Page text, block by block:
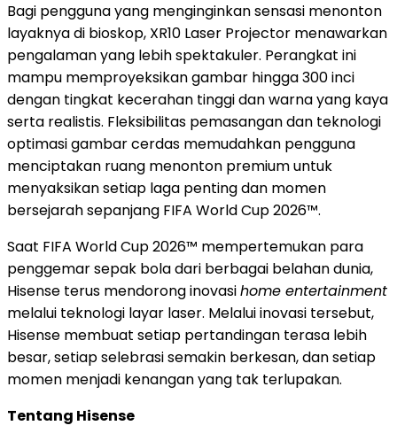
Bagi pengguna yang menginginkan sensasi menonton
layaknya di bioskop, XR10 Laser Projector menawarkan
pengalaman yang lebih spektakuler. Perangkat ini
mampu memproyeksikan gambar hingga 300 inci
dengan tingkat kecerahan tinggi dan warna yang kaya
serta realistis. Fleksibilitas pemasangan dan teknologi
optimasi gambar cerdas memudahkan pengguna
menciptakan ruang menonton premium untuk
menyaksikan setiap laga penting dan momen
bersejarah sepanjang FIFA World Cup 2026™.
Saat FIFA World Cup 2026™ mempertemukan para
penggemar sepak bola dari berbagai belahan dunia,
Hisense terus mendorong inovasihome entertainment
melalui teknologi layar laser. Melalui inovasi tersebut,
Hisense membuat setiap pertandingan terasa lebih
besar, setiap selebrasi semakin berkesan, dan setiap
momen menjadi kenangan yang tak terlupakan.
Tentang Hisense